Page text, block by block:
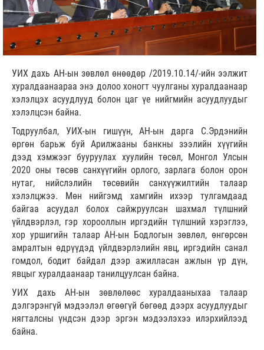
УИХ дахь АН-ын зөвлөл өнөөдөр /2019.10.14/-ийн ээлжит
хуралдаанаараа энэ долоо хоногт чуулганы хуралдаанаар
хэлэлцэх асуудлууд болон цаг үе нийгмийн асуудлуудыг
хэлэлцсэн байна.
Тодруулбал, УИХ-ын гишүүн, АН-ын дарга С.Эрдэнийн
өргөн барьж буй Арилжааны банкны зээлийн хүүгийн
дээд хэмжээг бууруулах хуулийн төсөл, Монгол Улсын
2020 оны төсөв санхүүгийн орлого, зарлага болон орон
нутаг, нийслэлийн төсөвийн санхүүжилтийн талаар
хэлэлцжээ. Мөн нийгэмд хамгийн ихээр тулгамдаад
байгаа асуудал болох сайжруулсан шахмал түлшний
үйлдвэрлэл, гэр хорооллын иргэдийн түлшний хэрэглээ,
хор уршигийн талаар АН-ын Бодлогын зөвлөл, өнгөрсөн
амралтын өдрүүдэд үйлдвэрлэлийн явц, иргэдийн санал
гомдол, бодит байдал дээр ажилласан ажлын үр дүн,
явцыг хуралдаанаар танилцуулсан байна.
УИХ дахь АН-ын зөвлөлөөс хуралдааныхаа талаар
дэлгэрэнгүй мэдээлэл өгөөгүй бөгөөд дээрх асуудлуудыг
нягталсны үндсэн дээр эргэн мэдээлэхээ илэрхийлээд
байна.